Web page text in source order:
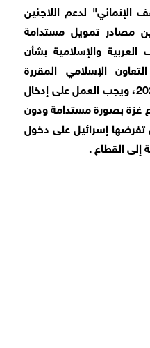
لدعم اللاجئين
مصادر تمويل مستدامة
العربية والإسلامية بشأن
الإسلامي المقررة
النصف الأول من العام المقبل 2026، ويجب العمل على إدخال
غزة بصورة مستدامة ودون
تفرضها إسرائيل على دخول
إلى القطاع .